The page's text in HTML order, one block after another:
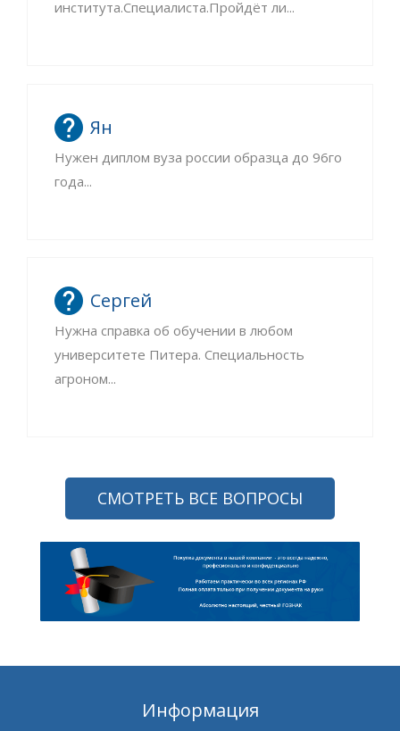
института.Специалиста.Пройдёт ли...
Ян
Нужен диплом вуза россии образца до 96го
года...
Сергей
Нужна справка об обучении в любом
университете Питера. Специальность
агроном...
СМОТРЕТЬ ВСЕ ВОПРОСЫ
Информация